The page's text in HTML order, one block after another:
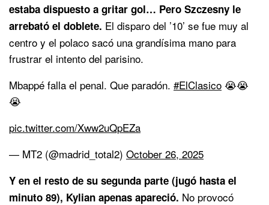
estaba dispuesto a gritar gol… Pero Szczesny le
arrebató el doblete. El disparo del ’10’ se fue muy al
centro y el polaco sacó una grandísima mano para
frustrar el intento del parisino.
Mbappé falla el penal. Que paradón. #ElClasico 😭😭
😭
pic.twitter.com/Xww2uQpEZa
— MT2 (@madrid_total2) October 26, 2025
Y en el resto de su segunda parte (jugó hasta el
minuto 89), Kylian apenas apareció. No provocó